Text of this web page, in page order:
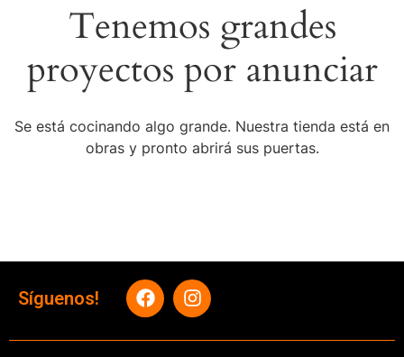
Tenemos grandes
proyectos por anunciar
Se está cocinando algo grande. Nuestra tienda está en
obras y pronto abrirá sus puertas.
Síguenos!